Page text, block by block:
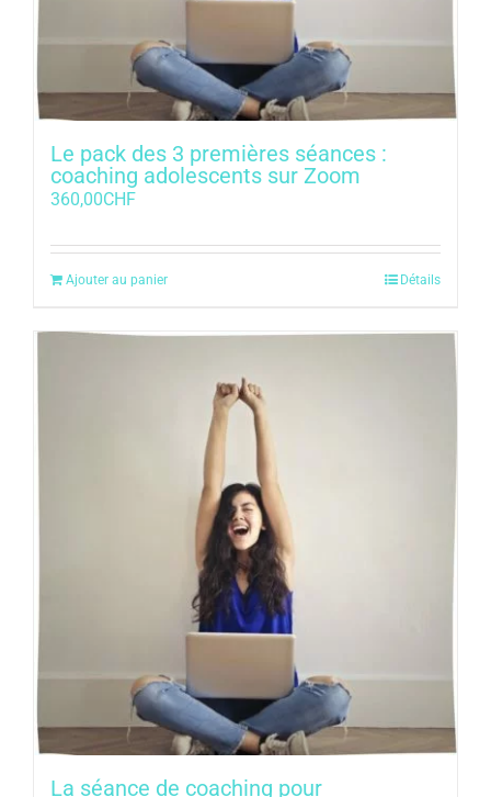
Le pack des 3 premières séances :
coaching adolescents sur Zoom
360,00CHF
Ajouter au panier Détails
La séance de coaching pour